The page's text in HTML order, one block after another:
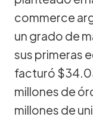
commerce
un grado de
sus primeras
facturó
millones de
millones de